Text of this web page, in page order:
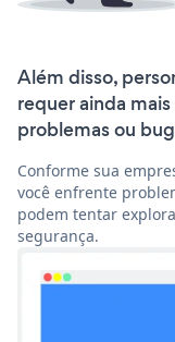
Além disso,
requer ainda
problemas ou
Conforme sua
você enfrente
podem tentar
segurança.